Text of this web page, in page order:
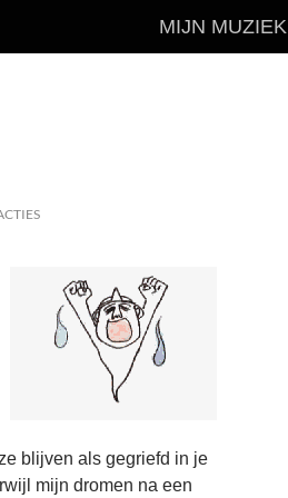
MIJN MUZIEK
blijven als gegriefd in je
mijn dromen na een